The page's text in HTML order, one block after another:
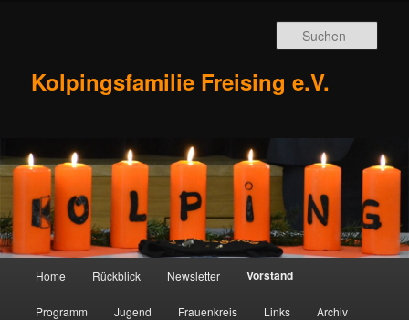
Kolpingsfamilie Freising e.V.
Home Rückblick Newsletter Vorstand
Programm Jugend Frauenkreis Links Archiv